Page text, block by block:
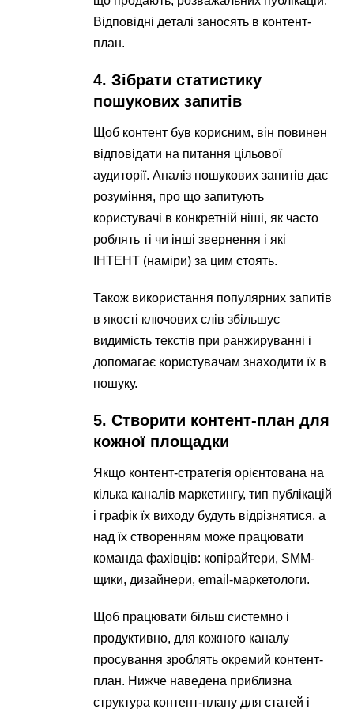
Відповідні деталі заносять в контент-
план.
4. Зібрати статистику
пошукових запитів
Щоб контент був корисним, він повинен
відповідати на питання цільової
аудиторії. Аналіз пошукових запитів дає
розуміння, про що запитують
користувачі в конкретній ніші, як часто
роблять ті чи інші звернення і які
ІНТЕНТ (наміри) за цим стоять.
Також використання популярних запитів
в якості ключових слів збільшує
видимість текстів при ранжируванні і
допомагає користувачам знаходити їх в
пошуку.
5. Створити контент-план для
кожної площадки
Якщо контент-стратегія орієнтована на
кілька каналів маркетингу, тип публікацій
і графік їх виходу будуть відрізнятися, а
над їх створенням може працювати
команда фахівців: копірайтери, SMM-
щики, дизайнери, email-маркетологи.
Щоб працювати більш системно і
продуктивно, для кожного каналу
просування зроблять окремий контент-
план. Нижче наведена приблизна
структура контент-плану для статей і